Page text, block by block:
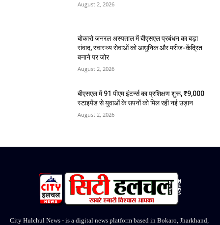
August 2, 2026
बोकारो जनरल अस्पताल में बीएसएल प्रबंधन का बड़ा
संवाद, स्वास्थ्य सेवाओं को आधुनिक और मरीज-केंद्रित
बनाने पर जोर
August 2, 2026
बीएसएल में 91 पीएम इंटर्न्स का प्रशिक्षण शुरू, ₹9,000
स्टाइपेंड से युवाओं के सपनों को मिल रही नई उड़ान
August 2, 2026
City Hulchul News - is a digital news platform based in Bokaro, Jharkhand,